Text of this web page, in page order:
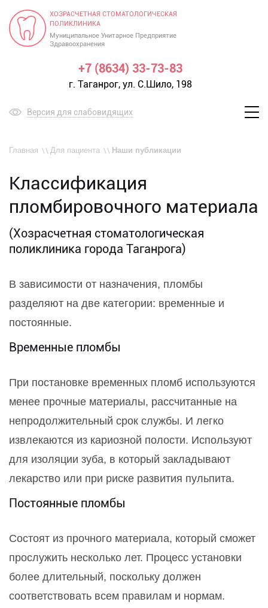
ХОЗРАСЧЕТНАЯ СТОМАТОЛОГИЧЕСКАЯ
ПОЛИКЛИНИКА
Муниципальное Унитарное Предприятие
Здравоохранения
+7 (8634) 33-73-83
г. Таганрог, ул. С.Шило, 198
Версия для слабовидящих Меню
Главная Для пациента Наши публикации
Классификация
пломбировочного материала
(Хозрасчетная стоматологическая
поликлиника города Таганрога)
В зависимости от назначения, пломбы
разделяют на две категории: временные и
постоянные.
Временные пломбы
При постановке временных пломб используются
менее прочные материалы, рассчитанные на
непродолжительный срок службы. И легко
извлекаются из кариозной полости. Используют
для изоляции зуба, в который закладывают
лекарство или при риске развития пульпита.
Постоянные пломбы
Состоят из прочного материала, который сможет
прослужить несколько лет. Процесс установки
более длительный, поскольку должен
соответствовать всем правилам и нормам.